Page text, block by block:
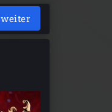
weiter